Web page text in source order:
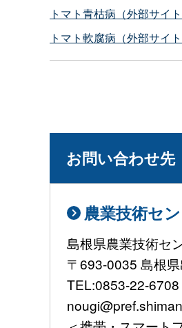
トマト青枯病（外部サイト
トマト軟腐病（外部サイト
お問い合わせ先
農業技術セ
島根県農業技術セ
〒693-0035 島根
TEL:0853-22-